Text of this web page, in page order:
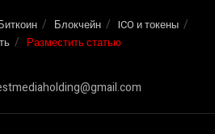
Блокчейн
ICO и токены
Разместить статью